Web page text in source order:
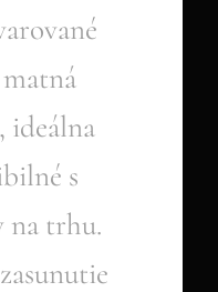
ideálna
s
na trhu.